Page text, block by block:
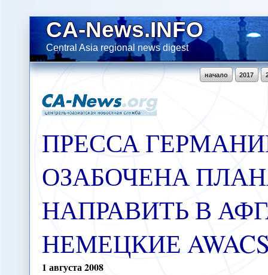
CA-News.INFO
Central Asia regional news digest
2017
начало
ПРЕССА
ОЗАБОЧЕНА
НАПРАВИТЬ В
НЕМЕЦКИЕ
1 августа2008